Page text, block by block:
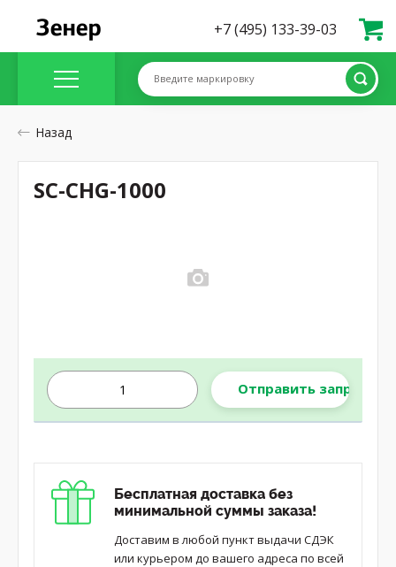
+7 (495) 133-39-03
Введите маркировку
Назад
Отправить запрос
Бесплатная доставка без
минимальной суммы заказа!
Доставим в любой пункт выдачи СДЭК
или курьером до вашего адреса по всей
SC-CHG-1000